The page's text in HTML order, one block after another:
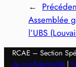
←
Assemblée
l’UBS
RCAE – Section
de confidentialité |